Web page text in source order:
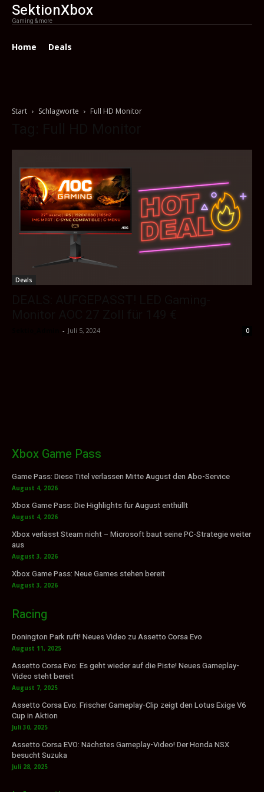
SektionXbox
Gaming & more
Home Deals
Start Schlagworte Full HD Monitor
Deals
- Juli 5, 2024 0
Xbox Game Pass
Game Pass: Diese Titel verlassen Mitte August den Abo-Service
August 4, 2026
Xbox Game Pass: Die Highlights für August enthüllt
August 4, 2026
Xbox verlässt Steam nicht – Microsoft baut seine PC-Strategie weiter
aus
August 3, 2026
Xbox Game Pass: Neue Games stehen bereit
August 3, 2026
Racing
Donington Park ruft! Neues Video zu Assetto Corsa Evo
August 11, 2025
Assetto Corsa Evo: Es geht wieder auf die Piste! Neues Gameplay-
Video steht bereit
August 7, 2025
Assetto Corsa Evo: Frischer Gameplay-Clip zeigt den Lotus Exige V6
Cup in Aktion
Juli 30, 2025
Assetto Corsa EVO: Nächstes Gameplay-Video! Der Honda NSX
besucht Suzuka
Juli 28, 2025